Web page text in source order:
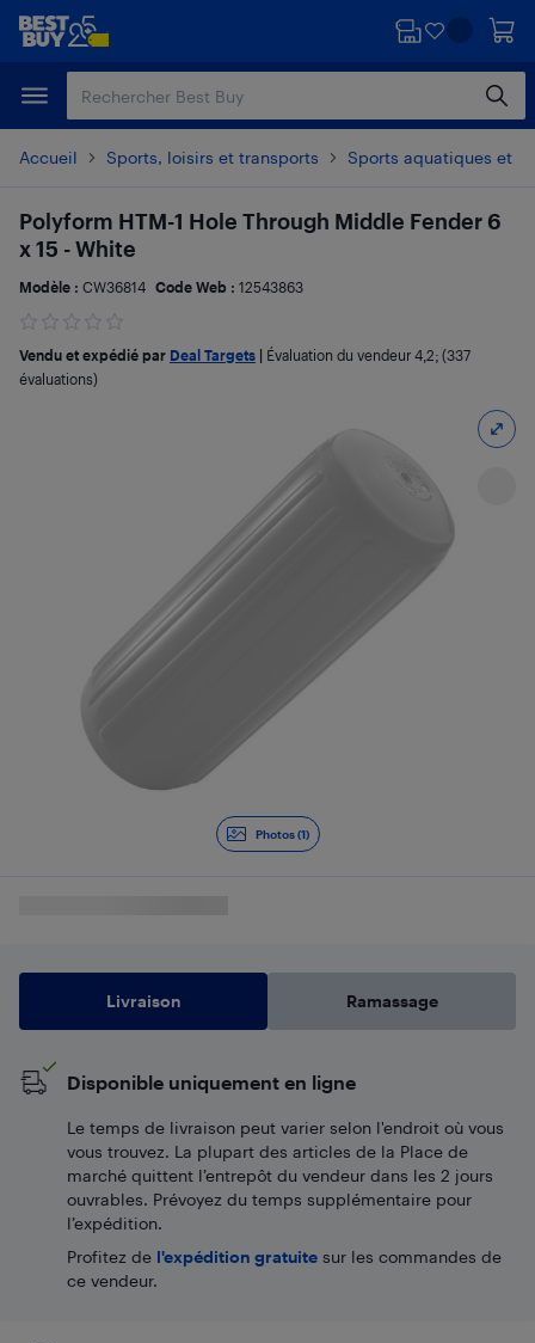
Passer
principal
Passer
Accueil Sports, loisirs et transports Sports aquatiques et
Photos (1)
Polyform HTM-1 Hole Through Middle Fender 6
x 15 - White
Modèle : CW36814 Code Web : 12543863
Vendu et expédié par Deal Targets Évaluation du vendeur 4,2; (337
évaluations)
Livraison Ramassage
Disponible uniquement en ligne
Le temps de livraison peut varier selon l'endroit où vous
vous trouvez. La plupart des articles de la Place de
marché quittent l’entrepôt du vendeur dans les 2 jours
ouvrables. Prévoyez du temps supplémentaire pour
l’expédition.
Profitez de l'expédition gratuite sur les commandes de
ce vendeur.